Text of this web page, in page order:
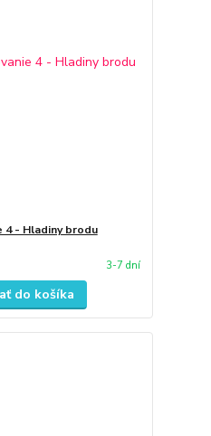
4 - Hladiny brodu
3-7 dní
do košíka